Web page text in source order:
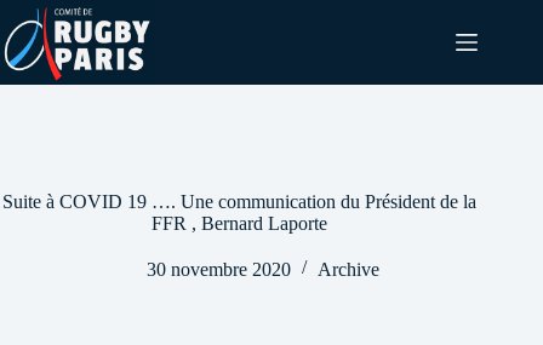
Passer
au
contenu
Suite à COVID 19 …. Une communication du Président de la
FFR , Bernard Laporte
30 novembre 2020 Archive